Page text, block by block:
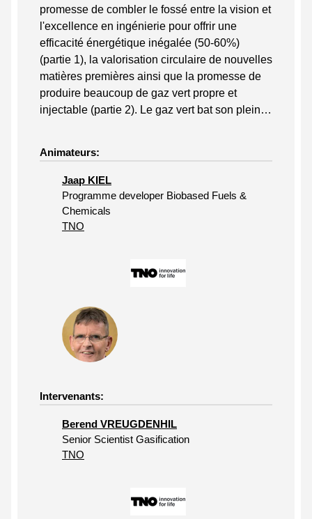
promesse de combler le fossé entre la vision et
l'excellence en ingénierie pour offrir une
efficacité énergétique inégalée (50-60%)
(partie 1), la valorisation circulaire de nouvelles
matières premières ainsi que la promesse de
produire beaucoup de gaz vert propre et
injectable (partie 2). Le gaz vert bat son plein…
Animateurs:
Jaap KIEL
Programme developer Biobased Fuels &
Chemicals
TNO
Intervenants:
Berend VREUGDENHIL
Senior Scientist Gasification
TNO